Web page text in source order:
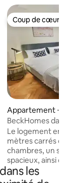
sur la
Coup de cœur
Coup de cœur
Appartement ⋅
BeckHomes dans
Le logement
mètres carrés
chambres, un
spacieux, ainsi
entièrement équipée. La salle
la lumière du jour
les